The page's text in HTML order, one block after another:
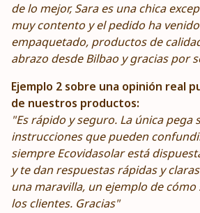
de lo mejor, Sara es una chica
muy contento y el pedido ha
empaquetado, productos de
abrazo desde Bilbao y gracias por
Ejemplo 2 sobre una opinión real
de nuestros productos:
"Es rápido y seguro. La única pega
instrucciones que pueden
siempre Ecovidasolar está
y te dan respuestas rápidas y
una maravilla, un ejemplo de cómo
los clientes. Gracias"